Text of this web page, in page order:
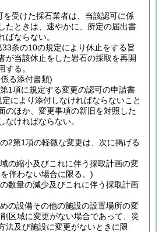
を受けた採石業者は、当該認可に係
たときは、速やかに、所定の届出書
ばならない。
条の10の規定により休止をする旨
が当該休止をした岩石の採取を再開
する。
る添付書類)
1項に規定する変更の認可の申請書
により添付しなければならないこと
のほか、変更事項の新旧を対照した
なければならない。
2第1項の軽微な変更は、次に掲げる
の縮小及びこれに伴う採取計画の変
伴わない場合に限る。)
数量の減少及びこれに伴う採取計画
の設備その他の施設の設置場所の変
区域に変更がない場合であって、災
法及び施設に変更がないときに限